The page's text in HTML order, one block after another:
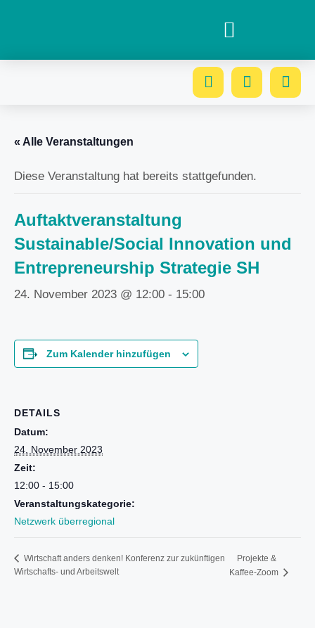
« Alle Veranstaltungen
Diese Veranstaltung hat bereits stattgefunden.
Auftaktveranstaltung
Sustainable/Social Innovation und
Entrepreneurship Strategie SH
24. November 2023 @ 12:00 - 15:00
Zum Kalender hinzufügen
DETAILS
Datum:
24. November 2023
Zeit:
12:00 - 15:00
Veranstaltungskategorie:
Netzwerk überregional
Wirtschaft anders denken! Konferenz zur zukünftigen
Wirtschafts- und Arbeitswelt
Projekte &
Kaffee-Zoom